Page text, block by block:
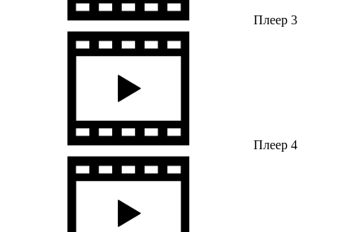
Плеер 3
Плеер 4